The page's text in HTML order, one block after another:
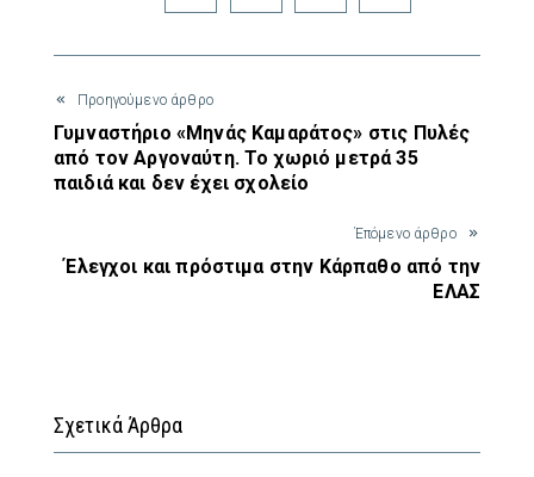
Προηγούμενο άρθρο
Γυμναστήριο «Μηνάς Καμαράτος» στις Πυλές
από τον Αργοναύτη. Το χωριό μετρά 35
παιδιά και δεν έχει σχολείο
Έπόμενο άρθρο
Έλεγχοι και πρόστιμα στην Κάρπαθο από την
ΕΛΑΣ
Σχετικά Άρθρα